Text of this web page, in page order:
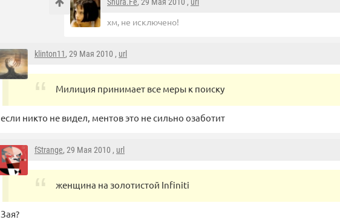
Shura.Fe, 29 Мая 2010 , url
хм, не исключено!
klinton11, 29 Мая 2010 , url
Милиция принимает все меры к поиску
если никто не видел, ментов это не сильно озаботит
fStrange, 29 Мая 2010 , url
женщина на золотистой Infiniti
Зая?